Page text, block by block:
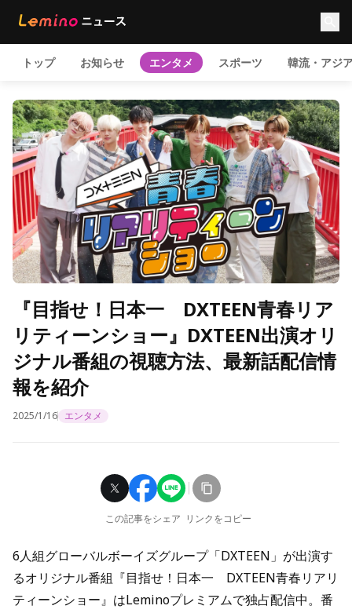
トップ お知らせ エンタメ スポーツ 韓流・アジ
『目指せ！日本一 DXTEEN青春リア
リティーンショー』DXTEEN出演オリ
ジナル番組の視聴方法、最新話配信情
報を紹介
2025/1/16 エンタメ
この記事をシェア リンクをコピー
6人組グローバルボーイズグループ「DXTEEN」が出演す
るオリジナル番組『目指せ！日本一 DXTEEN青春リアリ
ティーンショー』はLeminoプレミアムで独占配信中。番